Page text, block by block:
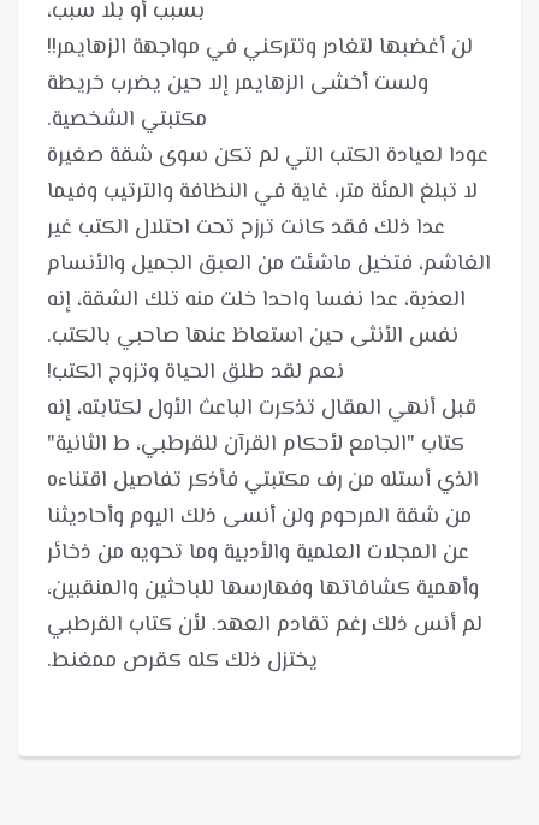
لن أغضبها لتغادر وتتركني في مواجهة الزهايمر!!
ولست أخشى الزهايمر إلا حين يضرب خريطة
عودا لعيادة الكتب التي لم تكن سوى شقة صغيرة
لا تبلغ المئة متر، غاية في النظافة والترتيب وفيما
عدا ذلك فقد كانت ترزح تحت احتلال الكتب غير
الغاشم، فتخيل ماشئت من العبق الجميل والأنسام
العذبة، عدا نفسا واحدا خلت منه تلك الشقة، إنه
نفس الأنثى حين استعاظ عنها صاحبي بالكتب.
قبل أنهي المقال تذكرت الباعث الأول لكتابته، إنه
كتاب "الجامع لأحكام القرآن للقرطبي، ط الثانية"
الذي أستله من رف مكتبتي فأذكر تفاصيل اقتناءه
من شقة المرحوم ولن أنسى ذلك اليوم وأحاديثنا
عن المجلات العلمية والأدبية وما تحويه من ذخائر
وأهمية كشافاتها وفهارسها للباحثين والمنقبين،
لم أنس ذلك رغم تقادم العهد. لأن كتاب القرطبي
يختزل ذلك كله كقرص ممغنط.